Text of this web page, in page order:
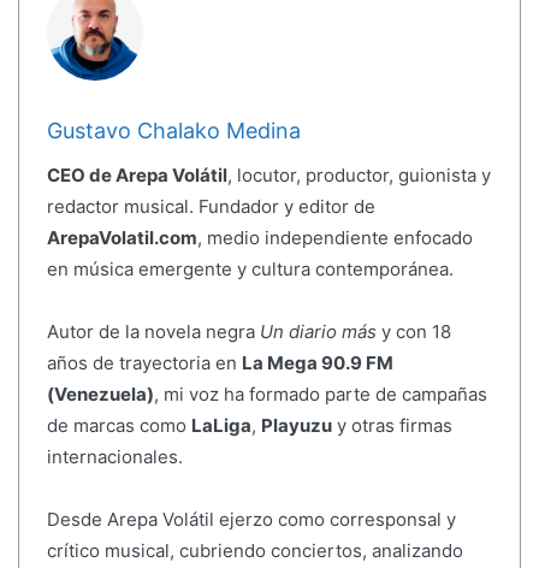
Gustavo Chalako Medina
CEO de Arepa Volátil, locutor, productor, guionista y
redactor musical. Fundador y editor de
ArepaVolatil.com, medio independiente enfocado
en música emergente y cultura contemporánea.
Autor de la novela negra Un diario más y con 18
años de trayectoria en La Mega 90.9 FM
(Venezuela), mi voz ha formado parte de campañas
de marcas como LaLiga, Playuzuy otras firmas
internacionales.
Desde Arepa Volátil ejerzo como corresponsal y
crítico musical, cubriendo conciertos, analizando